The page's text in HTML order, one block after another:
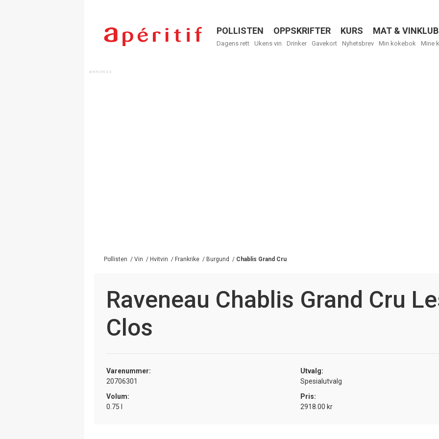
Menu
POLLISTEN OPPSKRIFTER KURS MAT &
Dagens rett Ukens vin Drinker Gavekort Nyhetsbrev Min kokebok Mine
Pollisten / Vin / Hvitvin / Frankrike / Burgund / Chablis Grand Cru
Raveneau Chablis Grand Cru
Clos
Varenummer:
20706301
Utvalg:
Spesialutvalg
Volum:
0.75 l
Pris:
2918.00 kr